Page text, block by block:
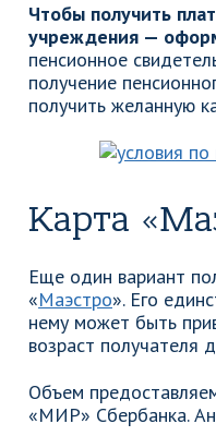
Чтобы получить
учреждения —
пенсионное
получение
получить желанную
Карта
Еще один вариант
«Маэстро». Его
нему может быть
возраст получателя
Объем
«МИР» Сбербанка.